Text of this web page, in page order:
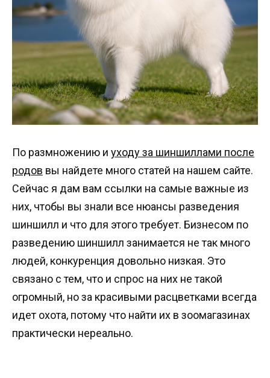
По размножению и уходу за шиншиллами после
родов вы найдете много статей на нашем сайте.
Сейчас я дам вам ссылки на самые важные из
них, чтобы вы знали все нюансы разведения
шиншилл и что для этого требует. Бизнесом по
разведению шиншилл занимается не так много
людей, конкуренция довольно низкая. Это
связано с тем, что и спрос на них не такой
огромный, но за красивыми расцветками всегда
идет охота, потому что найти их в зоомагазинах
практически нереально.